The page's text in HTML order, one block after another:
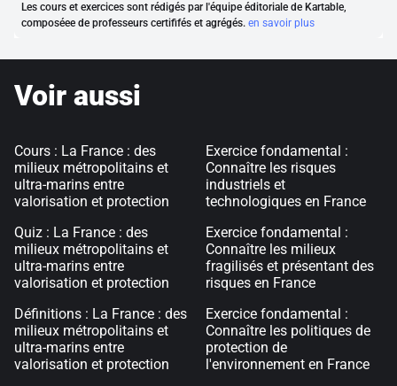
Les cours et exercices sont rédigés par l'équipe éditoriale de Kartable,
composéee de professeurs certififés et agrégés. en savoir plus
Voir aussi
Cours : La France : des
milieux métropolitains et
ultra-marins entre
valorisation et protection
Quiz : La France : des
milieux métropolitains et
ultra-marins entre
valorisation et protection
Définitions : La France : des
milieux métropolitains et
ultra-marins entre
valorisation et protection
Exercice fondamental :
Connaître les risques
industriels et
technologiques en France
Exercice fondamental :
Connaître les milieux
fragilisés et présentant des
risques en France
Exercice fondamental :
Connaître les politiques de
protection de
l'environnement en France